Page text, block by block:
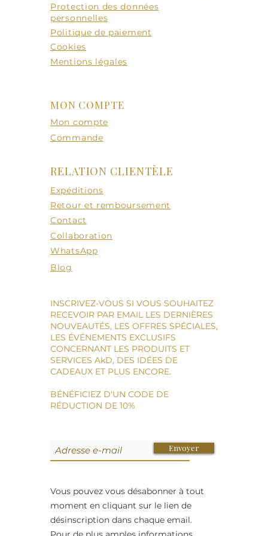
Protection des données
personnelles
Politique de paiement
Cookies
Mentions légales
MON COMPTE
Mon compte
Commande
RELATION CLIENTÈLE
Expéditions
Retour et remboursement
Contact
Collaboration
WhatsApp
Blog
INSCRIVEZ-VOUS SI VOUS SOUHAITEZ
RECEVOIR PAR EMAIL LES DERNIÈRES
NOUVEAUTÉS, LES OFFRES SPÉCIALES,
LES ÉVÉNEMENTS EXCLUSIFS
CONCERNANT LES PRODUITS ET
SERVICES AkD, DES IDÉES DE
CADEAUX ET PLUS ENCORE.
BÉNÉFICIEZ D'UN CODE DE
RÉDUCTION DE 10%
Envoyer
Vous pouvez vous désabonner à tout
moment en cliquant sur le lien de
désinscription dans chaque email.